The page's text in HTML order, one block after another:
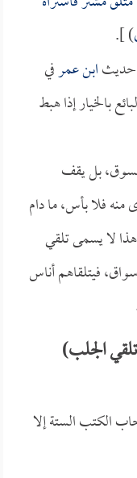
) ].
ابن عمرفي
بالخيار إذا هبط
بل يقف
فلا بأس، ما دام
لا يسمى تلقي
فيتلقاهم أناس
الجلب)
الكتب الستة إلا